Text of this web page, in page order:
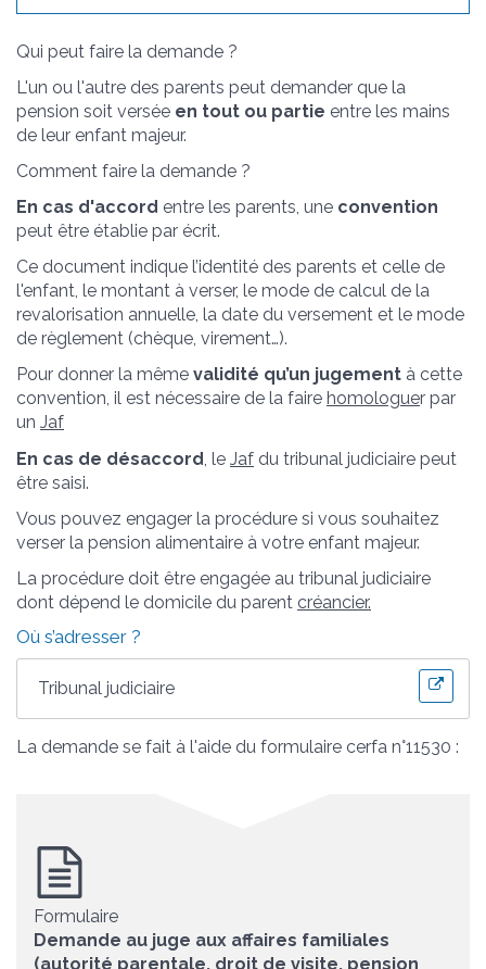
Qui peut faire la demande ?
L'un ou l'autre des parents peut demander que la
pension soit versée en tout ou partie entre les mains
de leur enfant majeur.
Comment faire la demande ?
En cas d'accord entre les parents, une convention
peut être établie par écrit.
Ce document indique l’identité des parents et celle de
l'enfant, le montant à verser, le mode de calcul de la
revalorisation annuelle, la date du versement et le mode
de règlement (chèque, virement…).
Pour donner la même validité qu’un jugement à cette
convention, il est nécessaire de la faire homologuer par
un Jaf
En cas de désaccord , le Jaf du tribunal judiciaire peut
être saisi.
Vous pouvez engager la procédure si vous souhaitez
verser la pension alimentaire à votre enfant majeur.
La procédure doit être engagée au tribunal judiciaire
dont dépend le domicile du parent créancier.
Où s’adresser ?
Tribunal judiciaire
La demande se fait à l'aide du formulaire cerfa n°11530 :
Formulaire
Demande au juge aux affaires familiales
(autorité parentale, droit de visite, pension